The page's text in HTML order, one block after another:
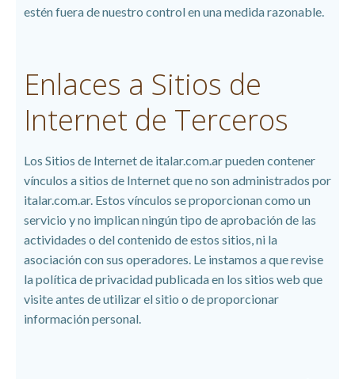
estén fuera de nuestro control en una medida razonable.
Enlaces a Sitios de
Internet de Terceros
Los Sitios de Internet de italar.com.ar pueden contener
vínculos a sitios de Internet que no son administrados por
italar.com.ar. Estos vínculos se proporcionan como un
servicio y no implican ningún tipo de aprobación de las
actividades o del contenido de estos sitios, ni la
asociación con sus operadores. Le instamos a que revise
la política de privacidad publicada en los sitios web que
visite antes de utilizar el sitio o de proporcionar
información personal.